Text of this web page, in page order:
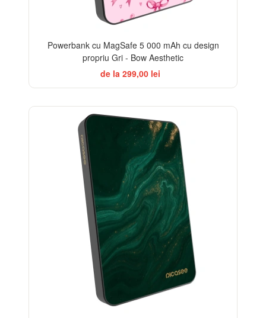
Powerbank cu MagSafe 5 000 mAh cu design
propriu Gri - Bow Aesthetic
de la 299,00 lei